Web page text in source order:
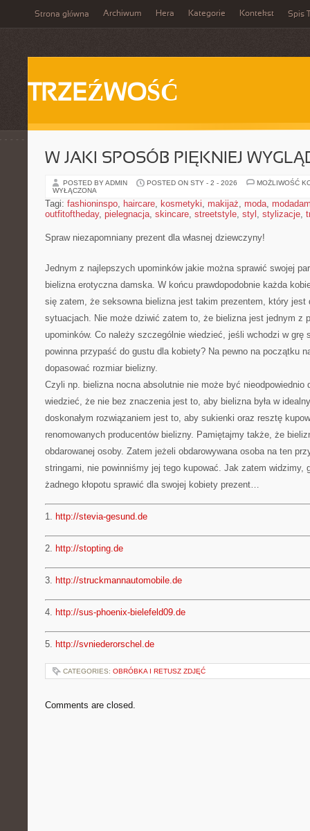
Strona główna Archiwum Hera Kategorie Kontekst Spis
TRZEŹWOŚĆ
W JAKI SPOSÓB PIĘKNIEJ
POSTED BY ADMIN POSTED ON STY - 2 - 2026
MOŻLIWOŚĆ
WYŁĄCZONA
Tagi: fashioninspo, haircare, kosmetyki, makijaż, moda,
outfitoftheday, pielegnacja, skincare, streetstyle, styl , stylizacje,
Spraw niezapomniany prezent dla własnej dziewczyny!
Jednym z najlepszych upominków jakie można sprawić swojej
bielizna erotyczna damska. W końcu prawdopodobnie każda
się zatem, że seksowna bielizna jest takim prezentem, który jest
sytuacjach. Nie może dziwić zatem to, że bielizna jest jednym z
upominków. Co należy szczególnie wiedzieć, jeśli wchodzi w grę
powinna przypaść do gustu dla kobiety? Na pewno na początku
dopasować rozmiar bielizny.
Czyli np. bielizna nocna absolutnie nie może być nieodpowiednio
wiedzieć, że nie bez znaczenia jest to, aby bielizna była w
doskonałym rozwiązaniem jest to, aby sukienki oraz resztę
renomowanych producentów bielizny. Pamiętajmy także, że
obdarowanej osoby. Zatem jeżeli obdarowywana osoba na ten
stringami, nie powinniśmy jej tego kupować. Jak zatem widzimy,
żadnego kłopotu sprawić dla swojej kobiety prezent…
1. http://stevia-gesund.de
2. http://stopting.de
3. http://struckmannautomobile.de
4. http://sus-phoenix-bielefeld09.de
5. http://svniederorschel.de
CATEGORIES: OBRÓBKA I RETUSZ ZDJĘĆ
Comments are closed.